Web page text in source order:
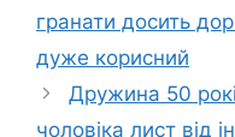
гранати досить
дуже корисний
Дружина 50
чоловіка лист від